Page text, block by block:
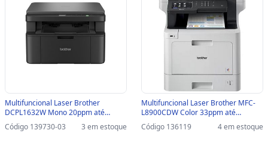
Multifuncional Laser Brother
DCPL1632W Mono 20ppm até
2400dpi USB/REDE ETHERNET/WIFI-
SINOP-03 - DCPL1632W
Código 139730-03 3 em estoque
Multifuncional Laser Brother MFC-
L8900CDW Color 33ppm até
2400dpi USB/REDE/WIFI - 136119 -
MFCL8900CDW
Código 136119 4 em estoque